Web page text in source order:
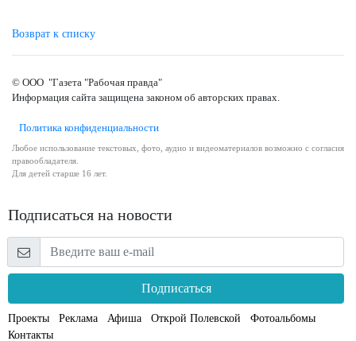
Возврат к списку
© ООО "Газета "Рабочая правда"
Информация сайта защищена законом об авторских правах.
Политика конфиденциальности
Любое использование текстовых, фото, аудио и видеоматериалов возможно с согласия
правообладателя.
Для детей старше 16 лет.
Подписаться на новости
Подписаться
Проекты Реклама Афиша Открой Полевской
Фотоальбомы
Контакты